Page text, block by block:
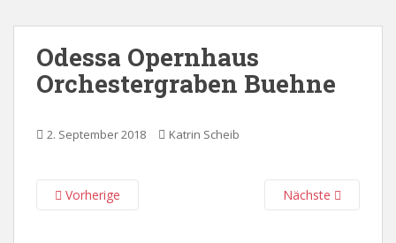
Odessa Opernhaus
Orchestergraben Buehne
2. September 2018 Katrin Scheib
Vorherige Nächste